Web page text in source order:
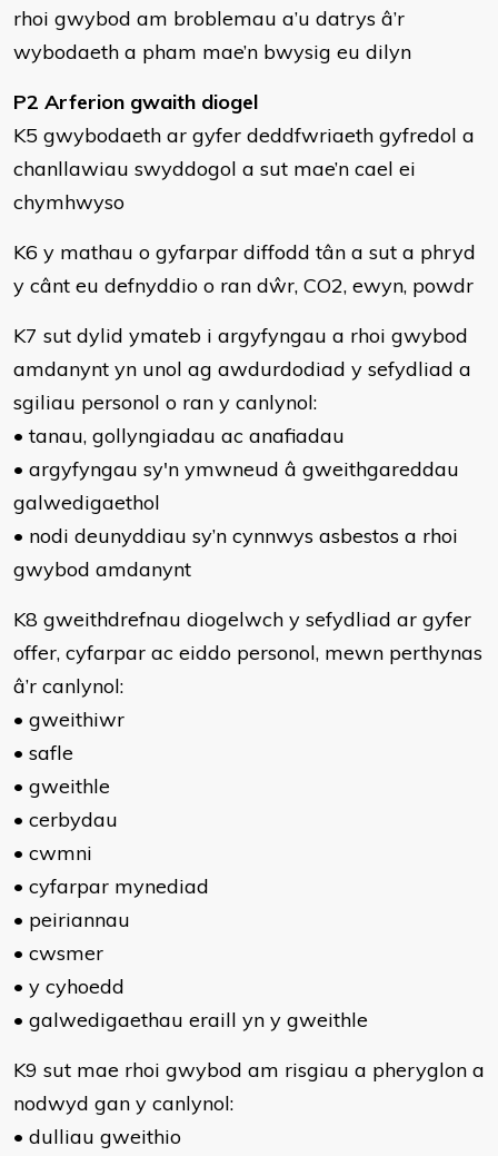
rhoi gwybod am broblemau a’u datrys â’r
wybodaeth a pham mae’n bwysig eu dilyn
P2 Arferion gwaith diogel
K5 gwybodaeth ar gyfer deddfwriaeth gyfredol a
chanllawiau swyddogol a sut mae’n cael ei
chymhwyso
K6 y mathau o gyfarpar diffodd tân a sut a phryd
y cânt eu defnyddio o ran dŵr, CO2, ewyn, powdr
K7 sut dylid ymateb i argyfyngau a rhoi gwybod
amdanynt yn unol ag awdurdodiad y sefydliad a
sgiliau personol o ran y canlynol:
• tanau, gollyngiadau ac anafiadau
• argyfyngau sy'n ymwneud â gweithgareddau
galwedigaethol
• nodi deunyddiau sy’n cynnwys asbestos a rhoi
gwybod amdanynt
K8 gweithdrefnau diogelwch y sefydliad ar gyfer
offer, cyfarpar ac eiddo personol, mewn perthynas
â’r canlynol:
• gweithiwr
• safle
• gweithle
• cerbydau
• cwmni
• cyfarpar mynediad
• peiriannau
• cwsmer
• y cyhoedd
• galwedigaethau eraill yn y gweithle
K9 sut mae rhoi gwybod am risgiau a pheryglon a
nodwyd gan y canlynol:
• dulliau gweithio